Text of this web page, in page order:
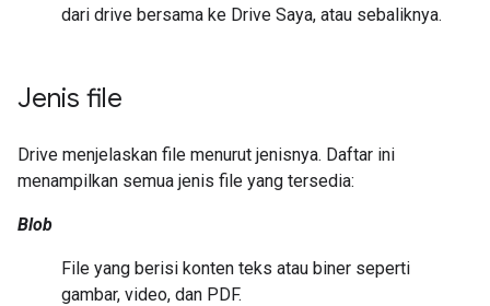
dari drive bersama ke Drive Saya, atau sebaliknya.
Jenis file
Drive menjelaskan file menurut jenisnya. Daftar ini
menampilkan semua jenis file yang tersedia:
Blob
File yang berisi konten teks atau biner seperti
gambar, video, dan PDF.